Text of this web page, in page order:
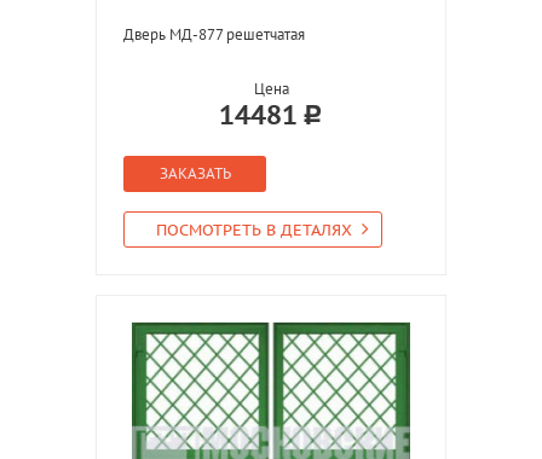
Дверь МД-877 решетчатая
Цена
14481
ЗАКАЗАТЬ
ПОСМОТРЕТЬ В ДЕТАЛЯХ